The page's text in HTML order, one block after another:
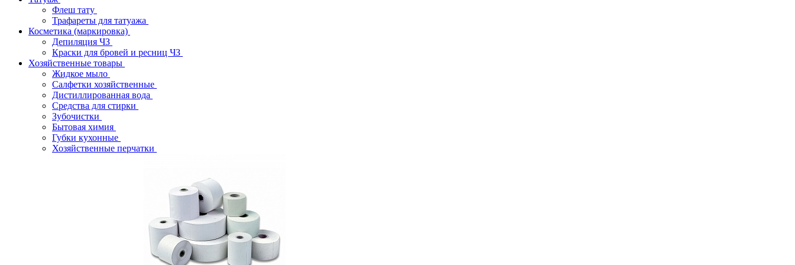
Флеш тату
Трафареты для татуажа
Косметика (маркировка)
Депиляция ЧЗ
Краски для бровей и ресниц ЧЗ
Хозяйственные товары
Жидкое мыло
Салфетки хозяйственные
Дистиллированная вода
Средства для стирки
Зубочистки
Бытовая химия
Губки кухонные
Хозяйственные перчатки